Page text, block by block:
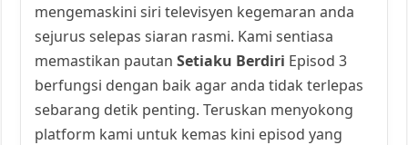
mengemaskini siri televisyen kegemaran anda
sejurus selepas siaran rasmi. Kami sentiasa
memastikan pautanSetiaku Berdiri Episod 3
berfungsi dengan baik agar anda tidak terlepas
sebarang detik penting. Teruskan menyokong
platform kami untuk kemas kini episod yang